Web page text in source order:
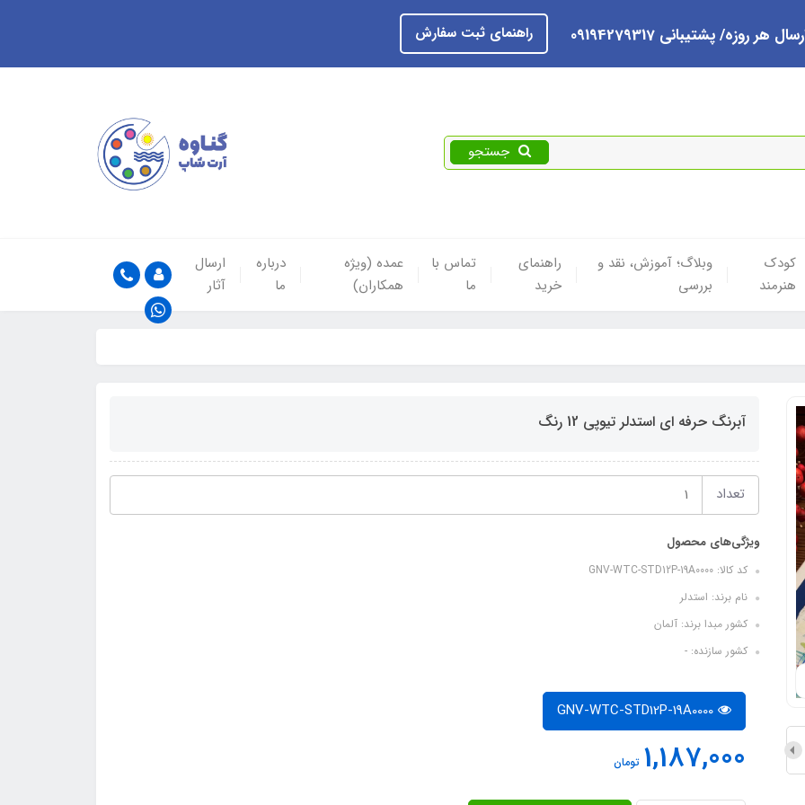
هر روزه/ پشتیبانی 09194279317 راهنمای ثبت سفارش
جستجو
کودک
هنرمند
وبلاگ؛ آموزش، نقد و
بررسی
راهنمای
خرید
تماس با
ما
عمده (ویژه
همکاران)
درباره
ما
ارسال
آثار
آبرنگ حرفه ای استدلر تیوپی 12 رنگ
تعداد
ویژگی‌های محصول
کد کالا: GNV-WTC-STD12P-19A0000
نام برند: استدلر
کشور مبدا برند: آلمان
کشور سازنده: -
GNV-WTC-STD12P-19A0000
1,187,000 تومان